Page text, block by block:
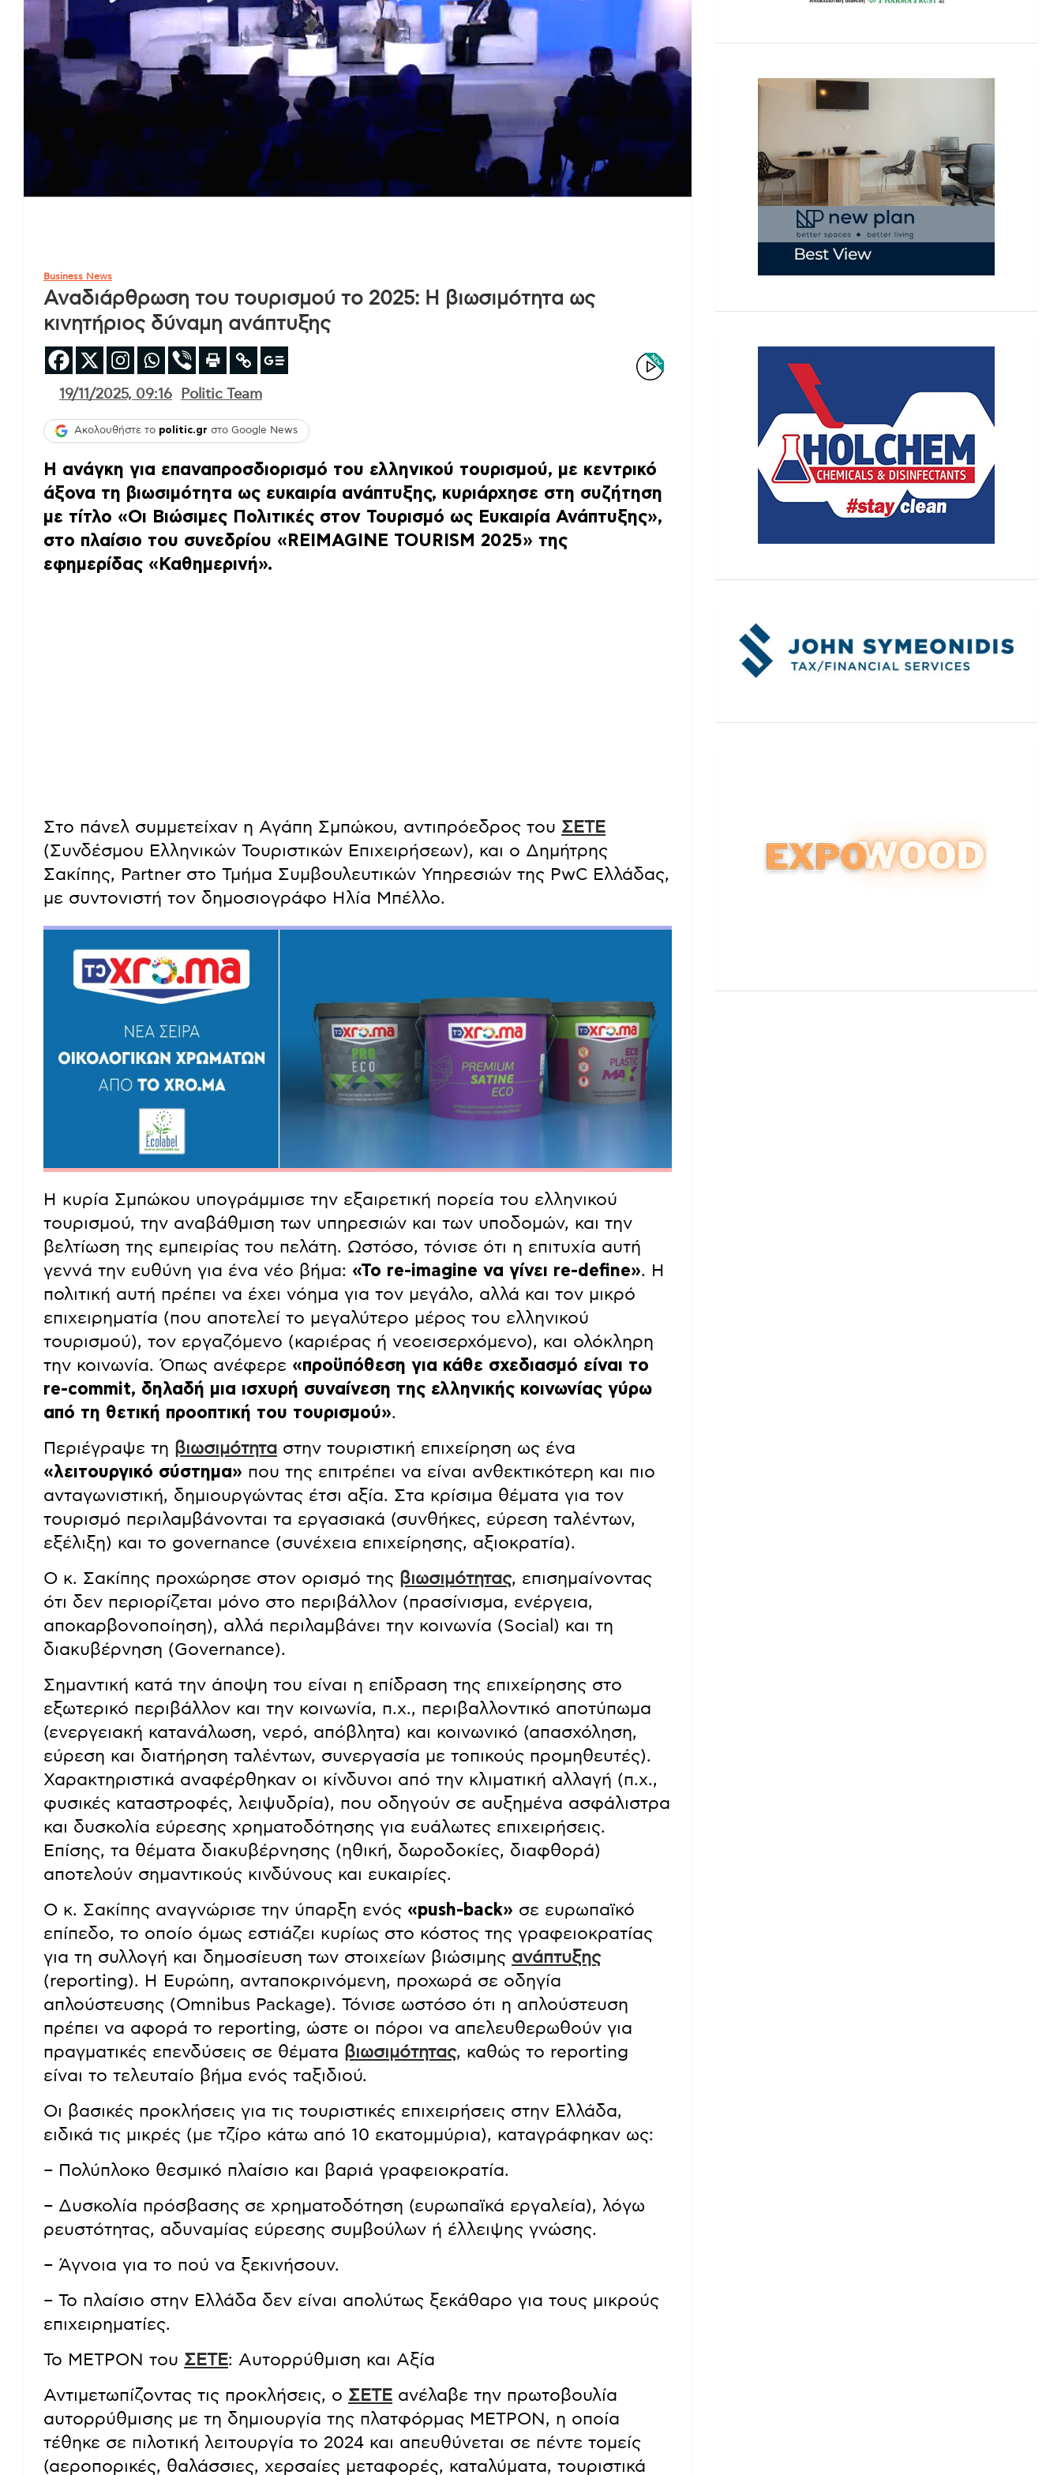
Business News
Αναδιάρθρωση του τουρισμού το 2025: Η βιωσιμότητα ως
κινητήριος δύναμη ανάπτυξης
19/11/2025, 09:16 Politic Team
Ακολουθήστε το politic.gr στο Google News
Η ανάγκη για επαναπροσδιορισμό του ελληνικού τουρισμού, με κεντρικό
άξονα τη βιωσιμότητα ως ευκαιρία ανάπτυξης, κυριάρχησε στη συζήτηση
με τίτλο «Οι Βιώσιμες Πολιτικές στον Τουρισμό ως Ευκαιρία Ανάπτυξης»,
στο πλαίσιο του συνεδρίου «REIMAGINE TOURISM 2025» της
εφημερίδας «Καθημερινή».
Στο πάνελ συμμετείχαν η Αγάπη Σμπώκου, αντιπρόεδρος του ΣΕΤΕ
(Συνδέσμου Ελληνικών Τουριστικών Επιχειρήσεων), και ο Δημήτρης
Σακίπης, Partner στο Τμήμα Συμβουλευτικών Υπηρεσιών της PwC Ελλάδας,
με συντονιστή τον δημοσιογράφο Ηλία Μπέλλο.
Η κυρία Σμπώκου υπογράμμισε την εξαιρετική πορεία του ελληνικού
τουρισμού, την αναβάθμιση των υπηρεσιών και των υποδομών, και την
βελτίωση της εμπειρίας του πελάτη. Ωστόσο, τόνισε ότι η επιτυχία αυτή
γεννά την ευθύνη για ένα νέο βήμα: «Το re-imagine να γίνει re-define». Η
πολιτική αυτή πρέπει να έχει νόημα για τον μεγάλο, αλλά και τον μικρό
επιχειρηματία (που αποτελεί το μεγαλύτερο μέρος του ελληνικού
τουρισμού), τον εργαζόμενο (καριέρας ή νεοεισερχόμενο), και ολόκληρη
την κοινωνία. Όπως ανέφερε «προϋπόθεση για κάθε σχεδιασμό είναι το
re-commit, δηλαδή μια ισχυρή συναίνεση της ελληνικής κοινωνίας γύρω
από τη θετική προοπτική του τουρισμού».
Περιέγραψε τη βιωσιμότητα στην τουριστική επιχείρηση ως ένα
«λειτουργικό σύστημα» που της επιτρέπει να είναι ανθεκτικότερη και πιο
ανταγωνιστική, δημιουργώντας έτσι αξία. Στα κρίσιμα θέματα για τον
τουρισμό περιλαμβάνονται τα εργασιακά (συνθήκες, εύρεση ταλέντων,
εξέλιξη) και το governance (συνέχεια επιχείρησης, αξιοκρατία).
Ο κ. Σακίπης προχώρησε στον ορισμό της βιωσιμότητας, επισημαίνοντας
ότι δεν περιορίζεται μόνο στο περιβάλλον (πρασίνισμα, ενέργεια,
αποκαρβονοποίηση), αλλά περιλαμβάνει την κοινωνία (Social) και τη
διακυβέρνηση (Governance).
Σημαντική κατά την άποψη του είναι η επίδραση της επιχείρησης στο
εξωτερικό περιβάλλον και την κοινωνία, π.χ., περιβαλλοντικό αποτύπωμα
(ενεργειακή κατανάλωση, νερό, απόβλητα) και κοινωνικό (απασχόληση,
εύρεση και διατήρηση ταλέντων, συνεργασία με τοπικούς προμηθευτές).
Χαρακτηριστικά αναφέρθηκαν οι κίνδυνοι από την κλιματική αλλαγή (π.χ.,
φυσικές καταστροφές, λειψυδρία), που οδηγούν σε αυξημένα ασφάλιστρα
και δυσκολία εύρεσης χρηματοδότησης για ευάλωτες επιχειρήσεις.
Επίσης, τα θέματα διακυβέρνησης (ηθική, δωροδοκίες, διαφθορά)
αποτελούν σημαντικούς κινδύνους και ευκαιρίες.
Ο κ. Σακίπης αναγνώρισε την ύπαρξη ενός «push-back» σε ευρωπαϊκό
επίπεδο, το οποίο όμως εστιάζει κυρίως στο κόστος της γραφειοκρατίας
για τη συλλογή και δημοσίευση των στοιχείων βιώσιμης ανάπτυξης
(reporting). Η Ευρώπη, ανταποκρινόμενη, προχωρά σε οδηγία
απλούστευσης (Omnibus Package). Τόνισε ωστόσο ότι η απλούστευση
πρέπει να αφορά το reporting, ώστε οι πόροι να απελευθερωθούν για
πραγματικές επενδύσεις σε θέματα βιωσιμότητας, καθώς το reporting
είναι το τελευταίο βήμα ενός ταξιδιού.
Οι βασικές προκλήσεις για τις τουριστικές επιχειρήσεις στην Ελλάδα,
ειδικά τις μικρές (με τζίρο κάτω από 10 εκατομμύρια), καταγράφηκαν ως:
– Πολύπλοκο θεσμικό πλαίσιο και βαριά γραφειοκρατία.
– Δυσκολία πρόσβασης σε χρηματοδότηση (ευρωπαϊκά εργαλεία), λόγω
ρευστότητας, αδυναμίας εύρεσης συμβούλων ή έλλειψης γνώσης.
– Άγνοια για το πού να ξεκινήσουν.
– Το πλαίσιο στην Ελλάδα δεν είναι απολύτως ξεκάθαρο για τους μικρούς
επιχειρηματίες.
Το ΜΕΤΡΟΝ του ΣΕΤΕ: Αυτορρύθμιση και Αξία
Αντιμετωπίζοντας τις προκλήσεις, ο ΣΕΤΕ ανέλαβε την πρωτοβουλία
αυτορρύθμισης με τη δημιουργία της πλατφόρμας ΜΕΤΡΟΝ, η οποία
τέθηκε σε πιλοτική λειτουργία το 2024 και απευθύνεται σε πέντε τομείς
(αεροπορικές, θαλάσσιες, χερσαίες μεταφορές, καταλύματα, τουριστικά